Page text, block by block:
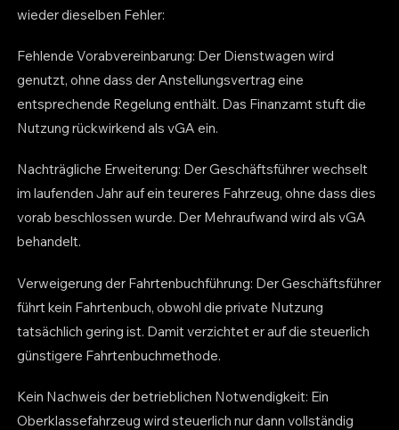
wieder dieselben Fehler:
Fehlende Vorabvereinbarung: Der Dienstwagen wird
genutzt, ohne dass der Anstellungsvertrag eine
entsprechende Regelung enthält. Das Finanzamt stuft die
Nutzung rückwirkend als vGA ein.
Nachträgliche Erweiterung: Der Geschäftsführer wechselt
im laufenden Jahr auf ein teureres Fahrzeug, ohne dass dies
vorab beschlossen wurde. Der Mehraufwand wird als vGA
behandelt.
Verweigerung der Fahrtenbuchführung: Der Geschäftsführer
führt kein Fahrtenbuch, obwohl die private Nutzung
tatsächlich gering ist. Damit verzichtet er auf die steuerlich
günstigere Fahrtenbuchmethode.
Kein Nachweis der betrieblichen Notwendigkeit: Ein
Oberklassefahrzeug wird steuerlich nur dann vollständig